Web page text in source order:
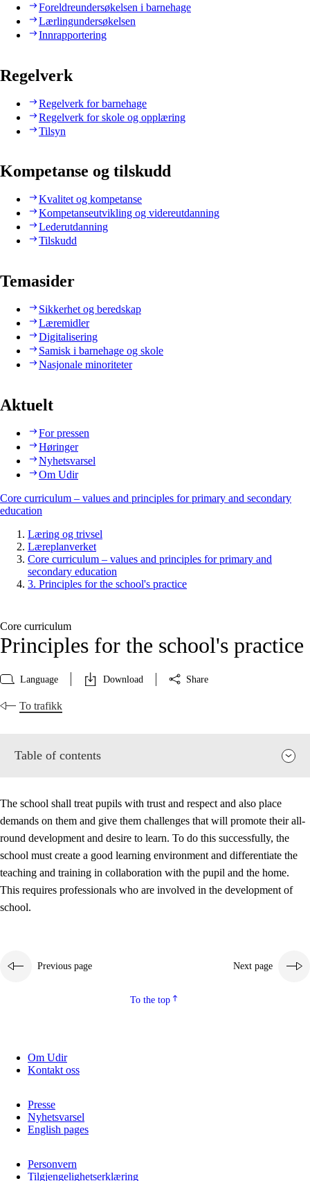
Foreldreundersøkelsen i barnehage
Lærlingundersøkelsen
Innrapportering
Regelverk
Regelverk for barnehage
Regelverk for skole og opplæring
Tilsyn
Kompetanse og tilskudd
Kvalitet og kompetanse
Kompetanseutvikling og videreutdanning
Lederutdanning
Tilskudd
Temasider
Sikkerhet og beredskap
Læremidler
Digitalisering
Samisk i barnehage og skole
Nasjonale minoriteter
Aktuelt
For pressen
Høringer
Nyhetsvarsel
Om Udir
Core curriculum – values and principles for primary and secondary
education
Læring og trivsel
Læreplanverket
Core curriculum – values and principles for primary and
secondary education
3. Principles for the school's practice
Core curriculum
Principles for the school's practice
Language Download Share
To trafikk
Table of contents
3.2 Teaching and differentiated instruction
3.3 Cooperation between home and school
3.4
On-the-job training in a training establishment and
3.5 Professional environment and school development
The school shall treat pupils with trust and respect and also place
demands on them and give them challenges that will promote their all-
round development and desire to learn. To do this successfully, the
school must create a good learning environment and differentiate the
teaching and training in collaboration with the pupil and the home.
This requires professionals who are involved in the development of
school.
Previous page Next page
To the top
Om Udir
Kontakt oss
Presse
Nyhetsvarsel
English pages
Personvern
Tilgjengelighetserklæring